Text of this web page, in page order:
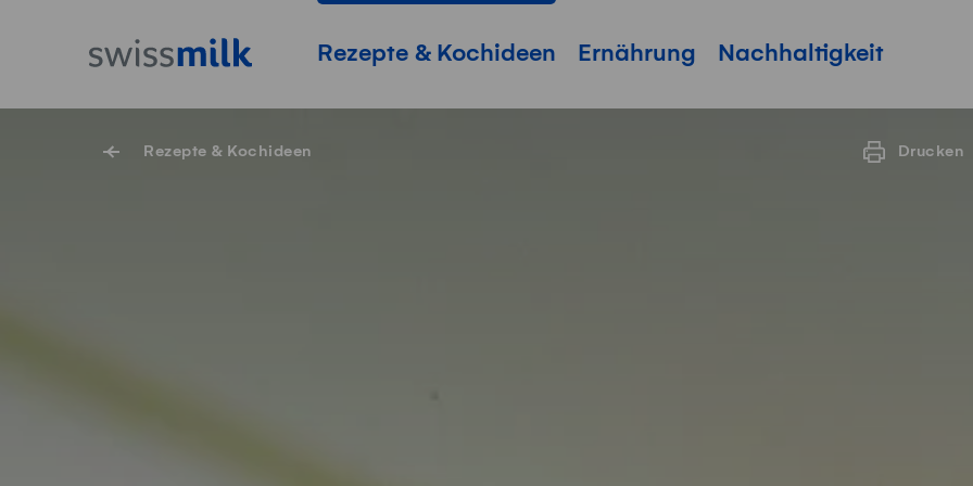
StartseiteHauptnavigation
Rezepte & Kochideen Ernährung Nachhaltigkeit
Rezepte & Kochideen Drucken